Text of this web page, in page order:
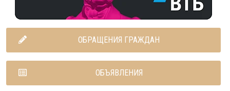
ОБРАЩЕНИЯ ГРАЖДАН
ОБЪЯВЛЕНИЯ